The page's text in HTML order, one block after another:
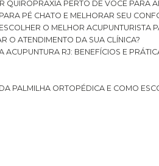
QUIROPRAXIA PERTO DE VOCÊ PARA
PÉ CHATO E MELHORAR SEU
ESCOLHER O MELHOR ACUPUNTURISTA
O ATENDIMENTO DA SUA CLÍNICA?
A ACUPUNTURA RJ: BENEFÍCIOS E
DA PALMILHA ORTOPÉDICA E COMO